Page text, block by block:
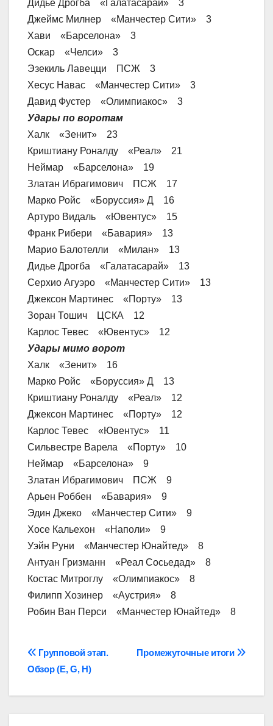
Дидье Дрогба «Галатасарай» 3
Джеймс Милнер «Манчестер Сити» 3
Хави «Барселона» 3
Оскар «Челси» 3
Эзекиль Лавецци ПСЖ 3
Хесус Навас «Манчестер Сити» 3
Давид Фустер «Олимпиакос» 3
Удары по воротам
Халк «Зенит» 23
Криштиану Роналду «Реал» 21
Неймар «Барселона» 19
Златан Ибрагимович ПСЖ 17
Марко Ройс «Боруссия» Д 16
Артуро Видаль «Ювентус» 15
Франк Рибери «Бавария» 13
Марио Балотелли «Милан» 13
Дидье Дрогба «Галатасарай» 13
Серхио Агуэро «Манчестер Сити» 13
Джексон Мартинес «Порту» 13
Зоран Тошич ЦСКА 12
Карлос Тевес «Ювентус» 12
Удары мимо ворот
Халк «Зенит» 16
Марко Ройс «Боруссия» Д 13
Криштиану Роналду «Реал» 12
Джексон Мартинес «Порту» 12
Карлос Тевес «Ювентус» 11
Сильвестре Варела «Порту» 10
Неймар «Барселона» 9
Златан Ибрагимович ПСЖ 9
Арьен Роббен «Бавария» 9
Эдин Джеко «Манчестер Сити» 9
Хосе Кальехон «Наполи» 9
Уэйн Руни «Манчестер Юнайтед» 8
Антуан Гризманн «Реал Сосьедад» 8
Костас Митроглу «Олимпиакос» 8
Филипп Хозинер «Аустрия» 8
Робин Ван Перси «Манчестер Юнайтед» 8
Навігація
записів
Промежуточные итоги
Групповой этап.
Обзор (E, G, H)